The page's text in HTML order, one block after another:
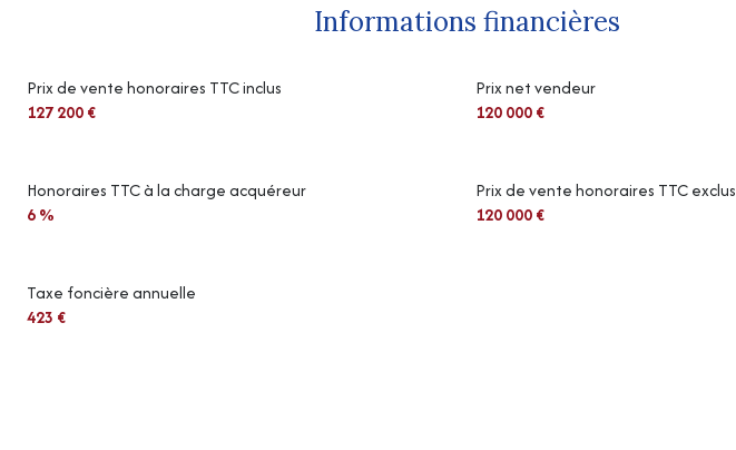
Informations financières
Prix de vente honoraires TTC inclus
127 200 €
Prix net vendeur
120 000 €
Prix de vente honoraires TTC exclus
120 000 €
Honoraires TTC à la charge acquéreur
6 %
Taxe foncière annuelle
423 €